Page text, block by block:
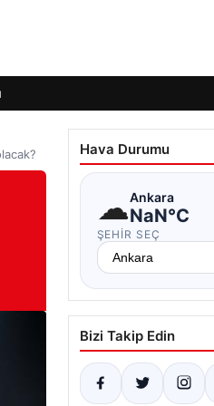
Hava Durumu
☁Ankara
NaN°C
ŞEHIR SEÇ
Bizi Takip Edin